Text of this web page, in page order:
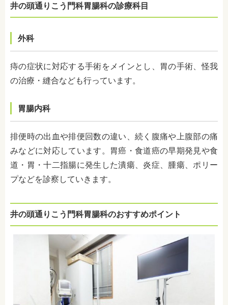
井の頭通りこう門科胃腸科の診療科目
外科
痔の症状に対応する手術をメインとし、胃の手術、怪我
の治療・縫合なども行っています。
胃腸内科
排便時の出血や排便回数の違い、続く腹痛や上腹部の痛
みなどに対応しています。胃癌・食道癌の早期発見や食
道・胃・十二指腸に発生した潰瘍、炎症、腫瘍、ポリー
プなどを診察していきます。
井の頭通りこう門科胃腸科のおすすめポイント